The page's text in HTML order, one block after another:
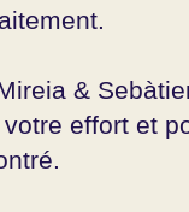
&
effort et